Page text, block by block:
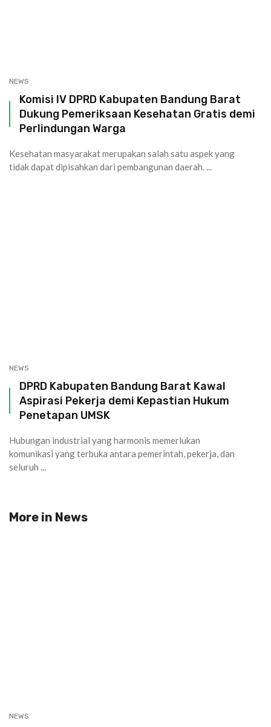
NEWS
Komisi IV DPRD Kabupaten Bandung Barat
Dukung Pemeriksaan Kesehatan Gratis demi
Perlindungan Warga
Kesehatan masyarakat merupakan salah satu aspek yang
tidak dapat dipisahkan dari pembangunan daerah. ...
NEWS
DPRD Kabupaten Bandung Barat Kawal
Aspirasi Pekerja demi Kepastian Hukum
Penetapan UMSK
Hubungan industrial yang harmonis memerlukan
komunikasi yang terbuka antara pemerintah, pekerja, dan
seluruh ...
More in News
NEWS